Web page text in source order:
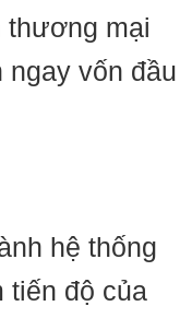
thương mại
ngay vốn đầu
hệ thống
tiến độ của